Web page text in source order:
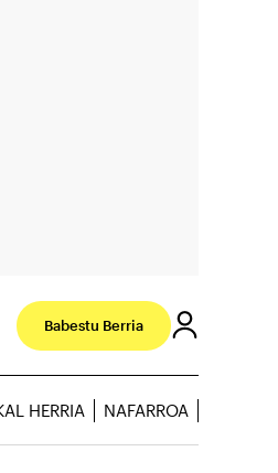
Babestu Berria
HERRIA NAFARROA